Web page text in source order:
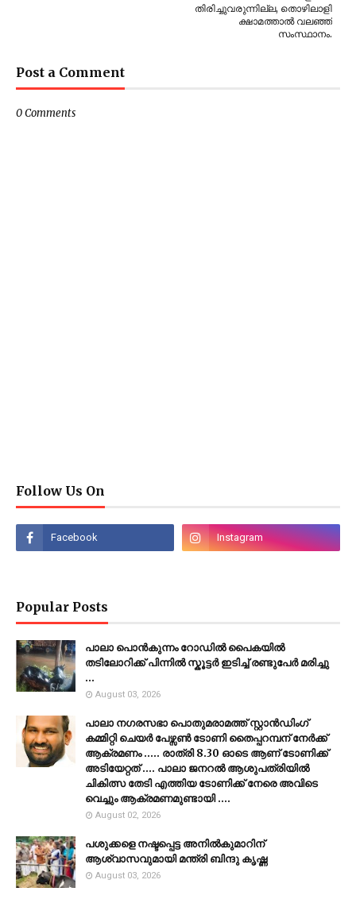
തിരിച്ചുവരുന്നില്ല, തൊഴിലാളി
ക്ഷാമത്താൽ വലഞ്ഞ്
സംസ്ഥാനം.
Post a Comment
0 Comments
Follow Us On
Popular Posts
പാലാ പൊൻകുന്നം റോഡിൽ പൈകയിൽ
തടിലോറിക്ക് പിന്നിൽ സ്കൂട്ടർ ഇടിച്ച് രണ്ടുപേർ മരിച്ചു
...
August 03, 2026
പാലാ നഗരസഭാ പൊതുമരാമത്ത് സ്റ്റാൻഡിംഗ്
കമ്മിറ്റി ചെയർ പേഴ്സൺ ടോണി തൈപ്പറമ്പന് നേർക്ക്
ആക്രമണം ..... രാത്രി 8.30 ഓടെ ആണ് ടോണിക്ക്
അടിയേറ്റത് .... പാലാ ജനറൽ ആശുപത്രിയിൽ
ചികിത്സ തേടി എത്തിയ ടോണിക്ക് നേരെ അവിടെ
വെച്ചും ആക്രമണമുണ്ടായി ....
August 02, 2026
പശുക്കളെ നഷ്ടപ്പെട്ട അനിൽകുമാറിന്
ആശ്വാസവുമായി മന്ത്രി ബിന്ദു കൃഷ്ണ
August 03, 2026